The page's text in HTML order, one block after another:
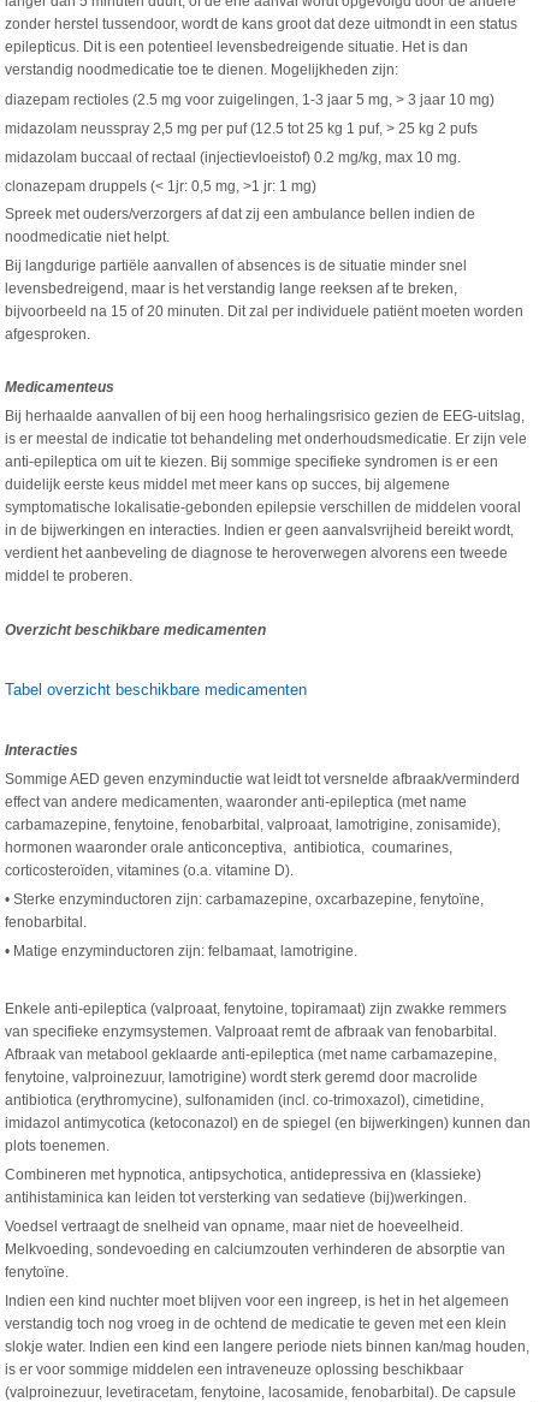
zonder herstel tussendoor, wordt de kans groot dat deze uitmondt in een status
epilepticus. Dit is een potentieel levensbedreigende situatie. Het is dan
verstandig noodmedicatie toe te dienen. Mogelijkheden zijn:
diazepam rectioles (2.5 mg voor zuigelingen, 1-3 jaar 5 mg, > 3 jaar 10 mg)
midazolam neusspray 2,5 mg per puf (12.5 tot 25 kg 1 puf, > 25 kg 2 pufs
midazolam buccaal of rectaal (injectievloeistof) 0.2 mg/kg, max 10 mg.
clonazepam druppels (< 1jr: 0,5 mg, >1 jr: 1 mg)
Spreek met ouders/verzorgers af dat zij een ambulance bellen indien de
noodmedicatie niet helpt.
Bij langdurige partiële aanvallen of absences is de situatie minder snel
levensbedreigend, maar is het verstandig lange reeksen af te breken,
bijvoorbeeld na 15 of 20 minuten. Dit zal per individuele patiënt moeten worden
afgesproken.
Medicamenteus
Bij herhaalde aanvallen of bij een hoog herhalingsrisico gezien de EEG-uitslag,
is er meestal de indicatie tot behandeling met onderhoudsmedicatie. Er zijn vele
anti-epileptica om uit te kiezen. Bij sommige specifieke syndromen is er een
duidelijk eerste keus middel met meer kans op succes, bij algemene
symptomatische lokalisatie-gebonden epilepsie verschillen de middelen vooral
in de bijwerkingen en interacties. Indien er geen aanvalsvrijheid bereikt wordt,
verdient het aanbeveling de diagnose te heroverwegen alvorens een tweede
middel te proberen.
Overzicht beschikbare medicamenten
Tabel overzicht beschikbare medicamenten
Interacties
Sommige AED geven enzyminductie wat leidt tot versnelde afbraak/verminderd
effect van andere medicamenten, waaronder anti-epileptica (met name
carbamazepine, fenytoine, fenobarbital, valproaat, lamotrigine, zonisamide),
hormonen waaronder orale anticonceptiva, antibiotica, coumarines,
corticosteroïden, vitamines (o.a. vitamine D).
• Sterke enzyminductoren zijn: carbamazepine, oxcarbazepine, fenytoïne,
fenobarbital.
• Matige enzyminductoren zijn: felbamaat, lamotrigine.
Enkele anti-epileptica (valproaat, fenytoine, topiramaat) zijn zwakke remmers
van specifieke enzymsystemen. Valproaat remt de afbraak van fenobarbital.
Afbraak van metabool geklaarde anti-epileptica (met name carbamazepine,
fenytoine, valproinezuur, lamotrigine) wordt sterk geremd door macrolide
antibiotica (erythromycine), sulfonamiden (incl. co-trimoxazol), cimetidine,
imidazol antimycotica (ketoconazol) en de spiegel (en bijwerkingen) kunnen dan
plots toenemen.
Combineren met hypnotica, antipsychotica, antidepressiva en (klassieke)
antihistaminica kan leiden tot versterking van sedatieve (bij)werkingen.
Voedsel vertraagt de snelheid van opname, maar niet de hoeveelheid.
Melkvoeding, sondevoeding en calciumzouten verhinderen de absorptie van
fenytoïne.
Indien een kind nuchter moet blijven voor een ingreep, is het in het algemeen
verstandig toch nog vroeg in de ochtend de medicatie te geven met een klein
slokje water. Indien een kind een langere periode niets binnen kan/mag houden,
is er voor sommige middelen een intraveneuze oplossing beschikbaar
(valproinezuur, levetiracetam, fenytoine, lacosamide, fenobarbital). De capsule